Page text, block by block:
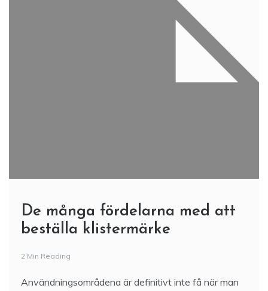
De många fördelarna med att
beställa klistermärke
2 Min Reading
Användningsområdena är definitivt inte få när man